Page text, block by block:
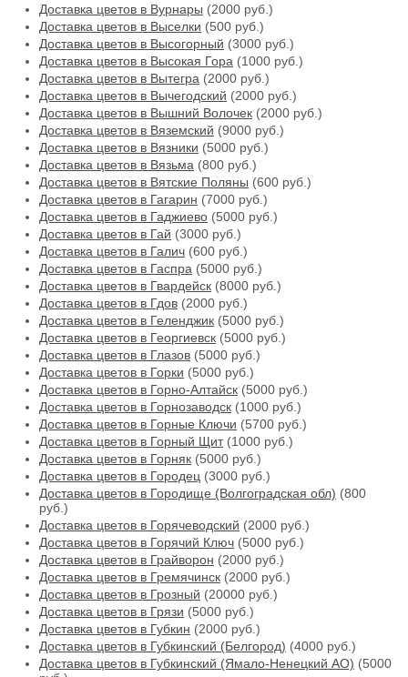
Доставка цветов в Вурнары (2000 руб.)
Доставка цветов в Выселки (500 руб.)
Доставка цветов в Высогорный (3000 руб.)
Доставка цветов в Высокая Гора (1000 руб.)
Доставка цветов в Вытегра (2000 руб.)
Доставка цветов в Вычегодский (2000 руб.)
Доставка цветов в Вышний Волочек (2000 руб.)
Доставка цветов в Вяземский (9000 руб.)
Доставка цветов в Вязники (5000 руб.)
Доставка цветов в Вязьма (800 руб.)
Доставка цветов в Вятские Поляны (600 руб.)
Доставка цветов в Гагарин (7000 руб.)
Доставка цветов в Гаджиево (5000 руб.)
Доставка цветов в Гай (3000 руб.)
Доставка цветов в Галич (600 руб.)
Доставка цветов в Гаспра (5000 руб.)
Доставка цветов в Гвардейск (8000 руб.)
Доставка цветов в Гдов (2000 руб.)
Доставка цветов в Геленджик (5000 руб.)
Доставка цветов в Георгиевск (5000 руб.)
Доставка цветов в Глазов (5000 руб.)
Доставка цветов в Горки (5000 руб.)
Доставка цветов в Горно-Алтайск (5000 руб.)
Доставка цветов в Горнозаводск (1000 руб.)
Доставка цветов в Горные Ключи (5700 руб.)
Доставка цветов в Горный Щит(1000 руб.)
Доставка цветов в Горняк (5000 руб.)
Доставка цветов в Городец (3000 руб.)
Доставка цветов в Городище (Волгоградская обл) (800
руб.)
Доставка цветов в Горячеводский (2000 руб.)
Доставка цветов в Горячий Ключ (5000 руб.)
Доставка цветов в Грайворон (2000 руб.)
Доставка цветов в Гремячинск (2000 руб.)
Доставка цветов в Грозный (20000 руб.)
Доставка цветов в Грязи (5000 руб.)
Доставка цветов в Губкин (2000 руб.)
Доставка цветов в Губкинский (Белгород) (4000 руб.)
Доставка цветов в Губкинский (Ямало-Ненецкий АО) (5000